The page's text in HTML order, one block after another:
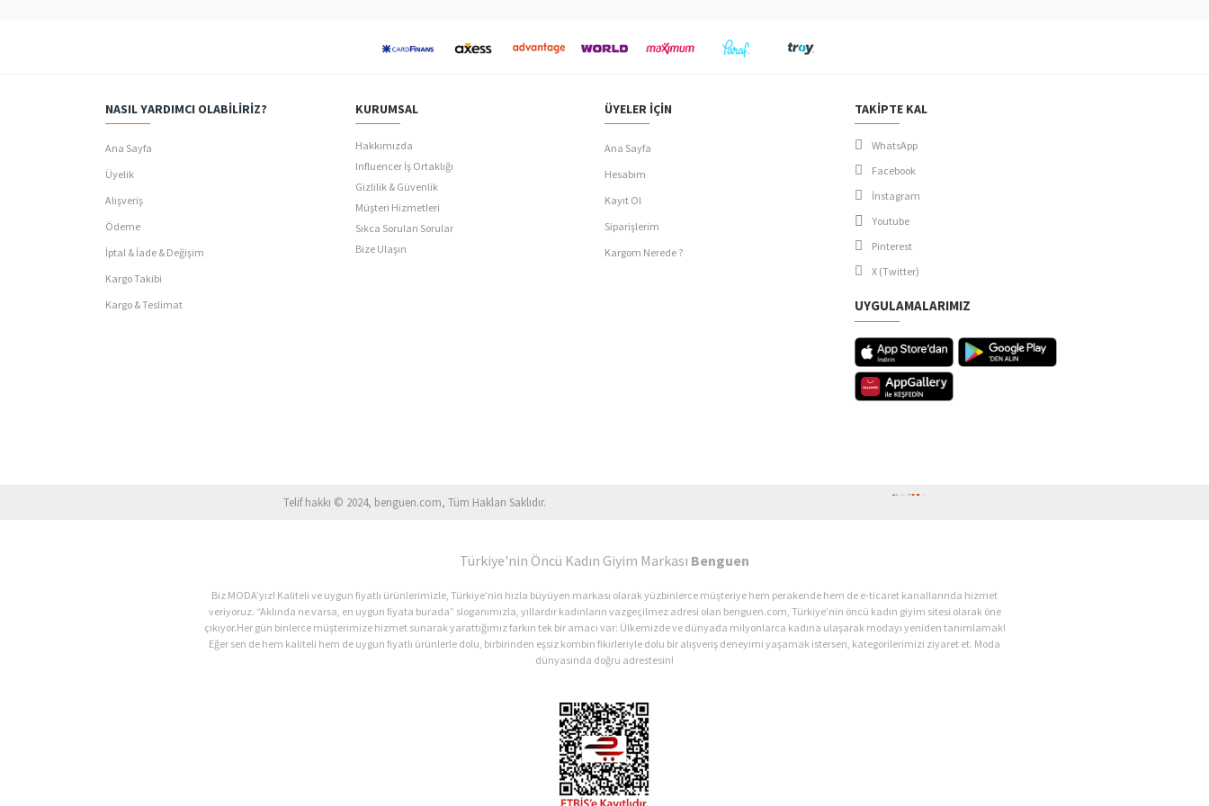
NASIL YARDIMCI OLABILIRIZ?
Ana Sayfa
Üyelik
Alışveriş
Ödeme
İptal & İade & Değişim
Kargo Takibi
Kargo & Teslimat
KURUMSAL
Hakkımızda
Influencer İş Ortaklığı
Gizlilik & Güvenlik
Müşteri Hizmetleri
Sıkca Sorulan Sorular
Bize Ulaşın
ÜYELER İÇIN
Ana Sayfa
Hesabım
Kayıt Ol
Siparişlerim
Kargom Nerede ?
TAKIPTE KAL
WhatsApp
Facebook
İnstagram
Youtube
Pinterest
X (Twitter)
UYGULAMALARIMIZ
Telif hakkı © 2024, benguen.com, Tüm Hakları Saklıdır.
Türkiye'nin Öncü Kadın Giyim Markası Benguen
Biz MODA’yız! Kaliteli ve uygun fiyatlı ürünlerimizle, Türkiye’nin hızla büyüyen markası olarak yüzbinlerce müşteriye hem perakende hem de e-ticaret kanallarında hizmet
veriyoruz. “Aklında ne varsa, en uygun fiyata burada” sloganımızla, yıllardır kadınların vazgeçilmez adresi olan benguen.com, Türkiye’nin öncü kadın giyim sitesi olarak öne
çıkıyor.Her gün binlerce müşterimize hizmet sunarak yarattığımız farkın tek bir amacı var: Ülkemizde ve dünyada milyonlarca kadına ulaşarak modayı yeniden tanımlamak!
Eğer sen de hem kaliteli hem de uygun fiyatlı ürünlerle dolu, birbirinden eşsiz kombin fikirleriyle dolu bir alışveriş deneyimi yaşamak istersen, kategorilerimizi ziyaret et. Moda
dünyasında doğru adrestesin!